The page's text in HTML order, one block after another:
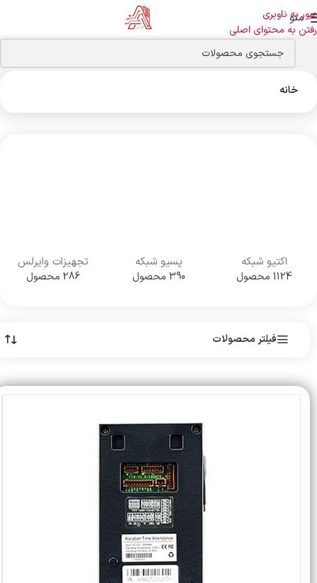
عبور به ناوبری
رفتن به محتوای اصلی
منو
خانه
اکتیو شبکه
1124 محصول
پسیو شبکه
390 محصول
تجهیزات وایرلس
286 محصول
فیلتر محصولات